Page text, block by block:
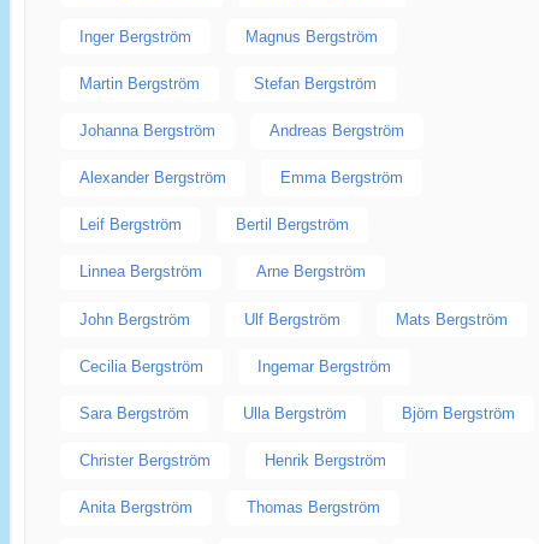
Inger Bergström Magnus Bergström
Martin Bergström Stefan Bergström
Johanna Bergström Andreas Bergström
Alexander Bergström Emma Bergström
Leif Bergström Bertil Bergström
Linnea Bergström Arne Bergström
John Bergström Ulf Bergström Mats Bergström
Cecilia Bergström Ingemar Bergström
Sara Bergström Ulla Bergström Björn Bergström
Christer Bergström Henrik Bergström
Anita Bergström Thomas Bergström